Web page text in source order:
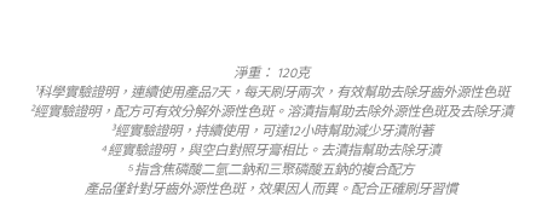
淨重： 120克
¹科學實驗證明，連續使用產品7天，每天刷牙兩次，有效幫助去除牙齒外源性色斑
²經實驗證明，配方可有效分解外源性色斑。溶漬指幫助去除外源性色斑及去除牙漬
³經實驗證明，持續使用，可達12小時幫助減少牙漬附著
⁴經實驗證明，與空白對照牙膏相比。去漬指幫助去除牙漬
⁵指含焦磷酸二氫二鈉和三聚磷酸五鈉的複合配方
產品僅針對牙齒外源性色斑，效果因人而異。配合正確刷牙習慣